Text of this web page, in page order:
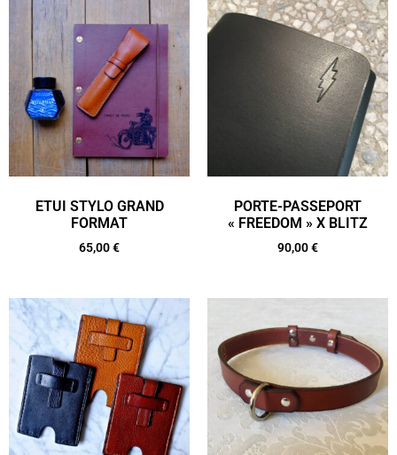
ETUI STYLO GRAND
FORMAT
65,00€
PORTE-PASSEPORT
« FREEDOM » X BLITZ
90,00€